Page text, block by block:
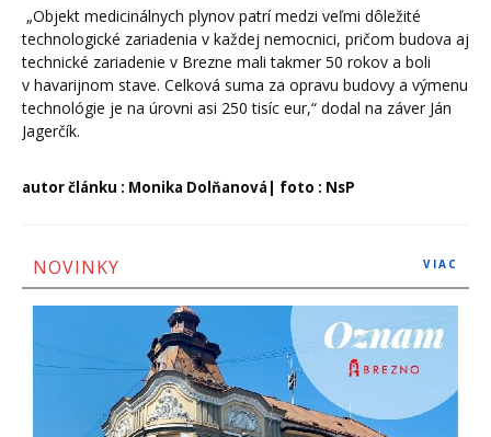
„Objekt medicinálnych plynov patrí medzi veľmi dôležité
technologické zariadenia v každej nemocnici, pričom budova aj
technické zariadenie v Brezne mali takmer 50 rokov a boli
v havarijnom stave. Celková suma za opravu budovy a výmenu
technológie je na úrovni asi 250 tisíc eur,“ dodal na záver Ján
Jagerčík.
autor článku : Monika Dolňanová| foto : NsP
NOVINKY VIAC